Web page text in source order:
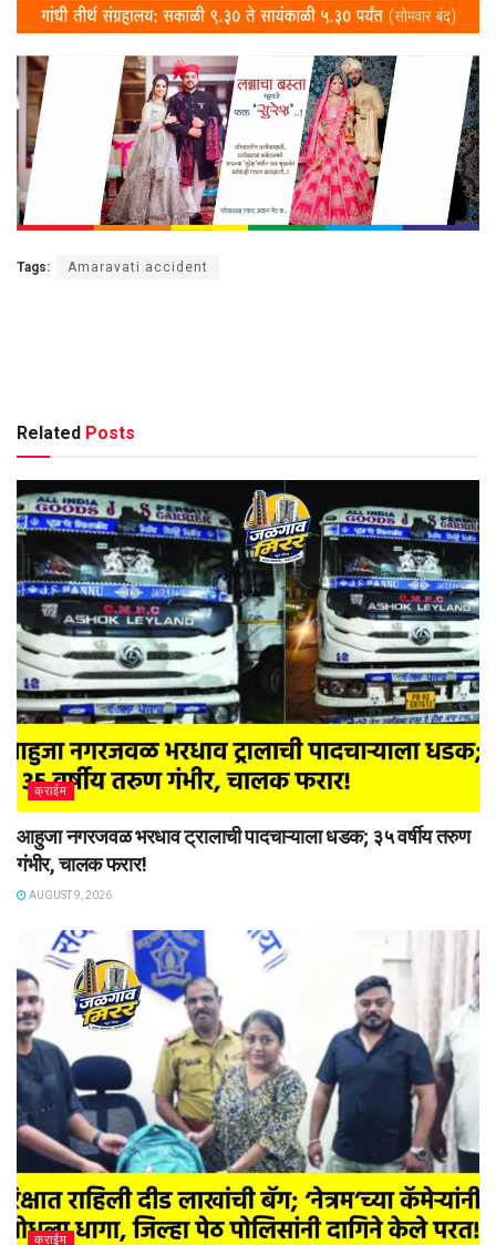
Tags: Amaravati accident
Related Posts
क्राईम
आहुजा नगरजवळ भरधाव ट्रालाची पादचाऱ्याला धडक; ३५ वर्षीय तरुण
गंभीर, चालक फरार!
AUGUST 9, 2026
क्राईम